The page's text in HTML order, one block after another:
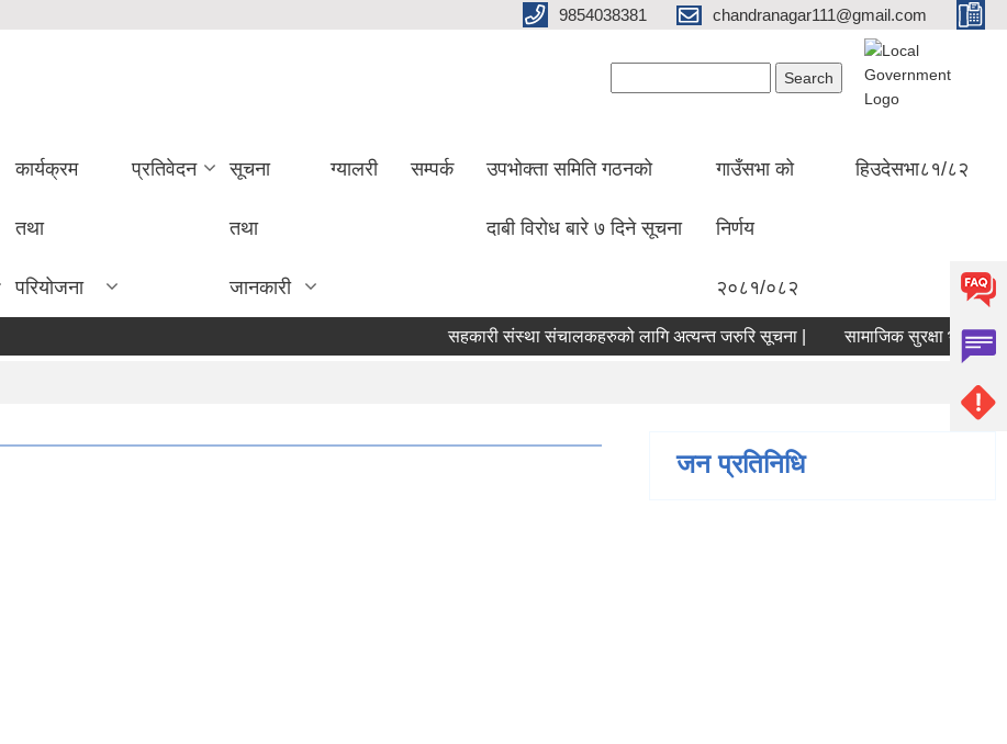
9854038381 chandranagar111@gmail.com
कार्यक्रम
तथा
परियोजना
प्रतिवेदन सूचना
तथा
जानकारी
ग्यालरी सम्पर्क उपभोक्ता समिति गठनको
दाबी विरोध बारे ७ दिने सूचना
गाउँसभा को
निर्णय
२०८१/०८२
हिउदेसभा८१/८२
सहकारी संस्था संचालकहरुको लागि अत्यन्त जरुरि सूचना | सामाजिक सुरक्षा भत्ता सम्बन्धमा |
जन प्रतिनिधि